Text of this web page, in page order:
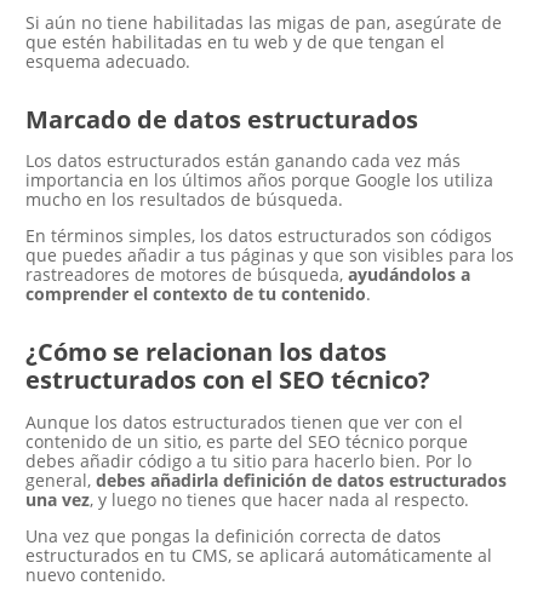
Si aún no tiene habilitadas las migas de pan, asegúrate de
que estén habilitadas en tu web y de que tengan el
esquema adecuado.
Marcado de datos estructurados
Los datos estructurados están ganando cada vez más
importancia en los últimos años porque Google los utiliza
mucho en los resultados de búsqueda.
En términos simples, los datos estructurados son códigos
que puedes añadir a tus páginas y que son visibles para los
rastreadores de motores de búsqueda, ayudándolos a
comprender el contexto de tu contenido.
¿Cómo se relacionan los datos
estructurados con el SEO técnico?
Aunque los datos estructurados tienen que ver con el
contenido de un sitio, es parte del SEO técnico porque
debes añadir código a tu sitio para hacerlo bien. Por lo
general, debes añadirla definición de datos estructurados
una vez, y luego no tienes que hacer nada al respecto.
Una vez que pongas la definición correcta de datos
estructurados en tu CMS, se aplicará automáticamente al
nuevo contenido.